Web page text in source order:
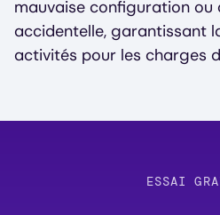
mauvaise configuration ou
accidentelle, garantissant
activités pour les charges
ESSAI